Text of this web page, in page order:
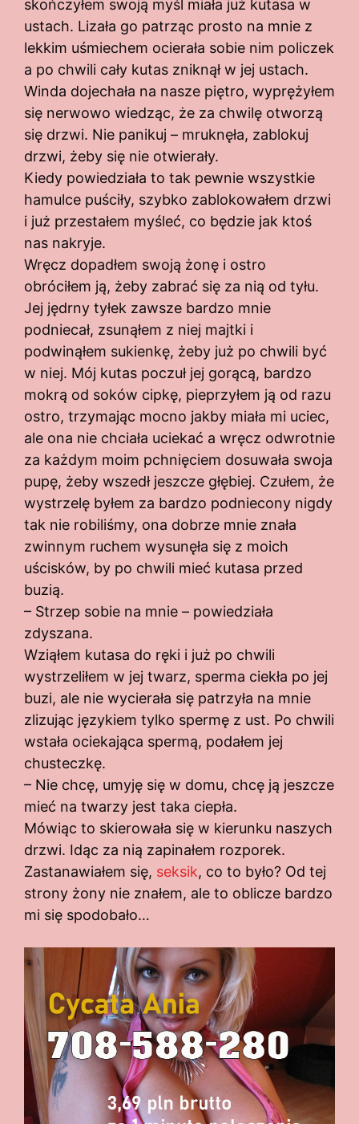
skończyłem swoją myśl miała już kutasa w
ustach. Lizała go patrząc prosto na mnie z
lekkim uśmiechem ocierała sobie nim policzek
a po chwili cały kutas zniknął w jej ustach.
Winda dojechała na nasze piętro, wyprężyłem
się nerwowo wiedząc, że za chwilę otworzą
się drzwi. Nie panikuj – mruknęła, zablokuj
drzwi, żeby się nie otwierały.
Kiedy powiedziała to tak pewnie wszystkie
hamulce puściły, szybko zablokowałem drzwi
i już przestałem myśleć, co będzie jak ktoś
nas nakryje.
Wręcz dopadłem swoją żonę i ostro
obróciłem ją, żeby zabrać się za nią od tyłu.
Jej jędrny tyłek zawsze bardzo mnie
podniecał, zsunąłem z niej majtki i
podwinąłem sukienkę, żeby już po chwili być
w niej. Mój kutas poczuł jej gorącą, bardzo
mokrą od soków cipkę, pieprzyłem ją od razu
ostro, trzymając mocno jakby miała mi uciec,
ale ona nie chciała uciekać a wręcz odwrotnie
za każdym moim pchnięciem dosuwała swoja
pupę, żeby wszedł jeszcze głębiej. Czułem, że
wystrzelę byłem za bardzo podniecony nigdy
tak nie robiliśmy, ona dobrze mnie znała
zwinnym ruchem wysunęła się z moich
uścisków, by po chwili mieć kutasa przed
buzią.
– Strzep sobie na mnie – powiedziała
zdyszana.
Wziąłem kutasa do ręki i już po chwili
wystrzeliłem w jej twarz, sperma ciekła po jej
buzi, ale nie wycierała się patrzyła na mnie
zlizując językiem tylko spermę z ust. Po chwili
wstała ociekająca spermą, podałem jej
chusteczkę.
– Nie chcę, umyję się w domu, chcę ją jeszcze
mieć na twarzy jest taka ciepła.
Mówiąc to skierowała się w kierunku naszych
drzwi. Idąc za nią zapinałem rozporek.
Zastanawiałem się, seksik, co to było? Od tej
strony żony nie znałem, ale to oblicze bardzo
mi się spodobało…